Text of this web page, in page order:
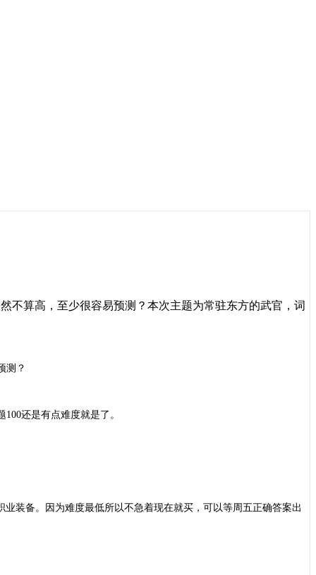
不算高，至少很容易预测？本次主题为常驻东方的武官，词
测？
100还是有点难度就是了。
装备。因为难度最低所以不急着现在就买，可以等周五正确答案出